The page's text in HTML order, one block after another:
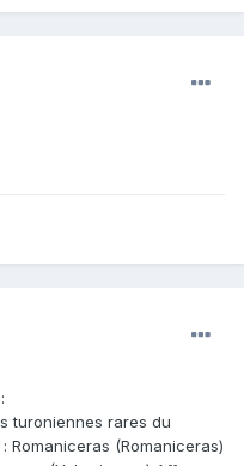
turoniennes rares du
Romaniceras (Romaniceras)